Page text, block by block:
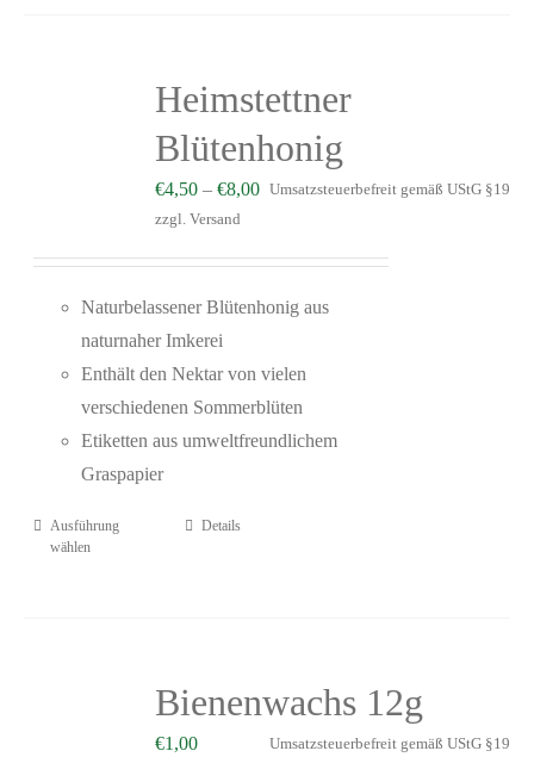
Heimstettner
Blütenhonig
€4,50 –€8,00 Umsatzsteuerbefreit gemäß UStG §19
zzgl.Versand
Naturbelassener Blütenhonig aus
naturnaher Imkerei
Enthält den Nektar von vielen
verschiedenen Sommerblüten
Etiketten aus umweltfreundlichem
Graspapier
Ausführung
wählen
Details
Bienenwachs 12g
€1,00
Umsatzsteuerbefreit gemäß UStG §19